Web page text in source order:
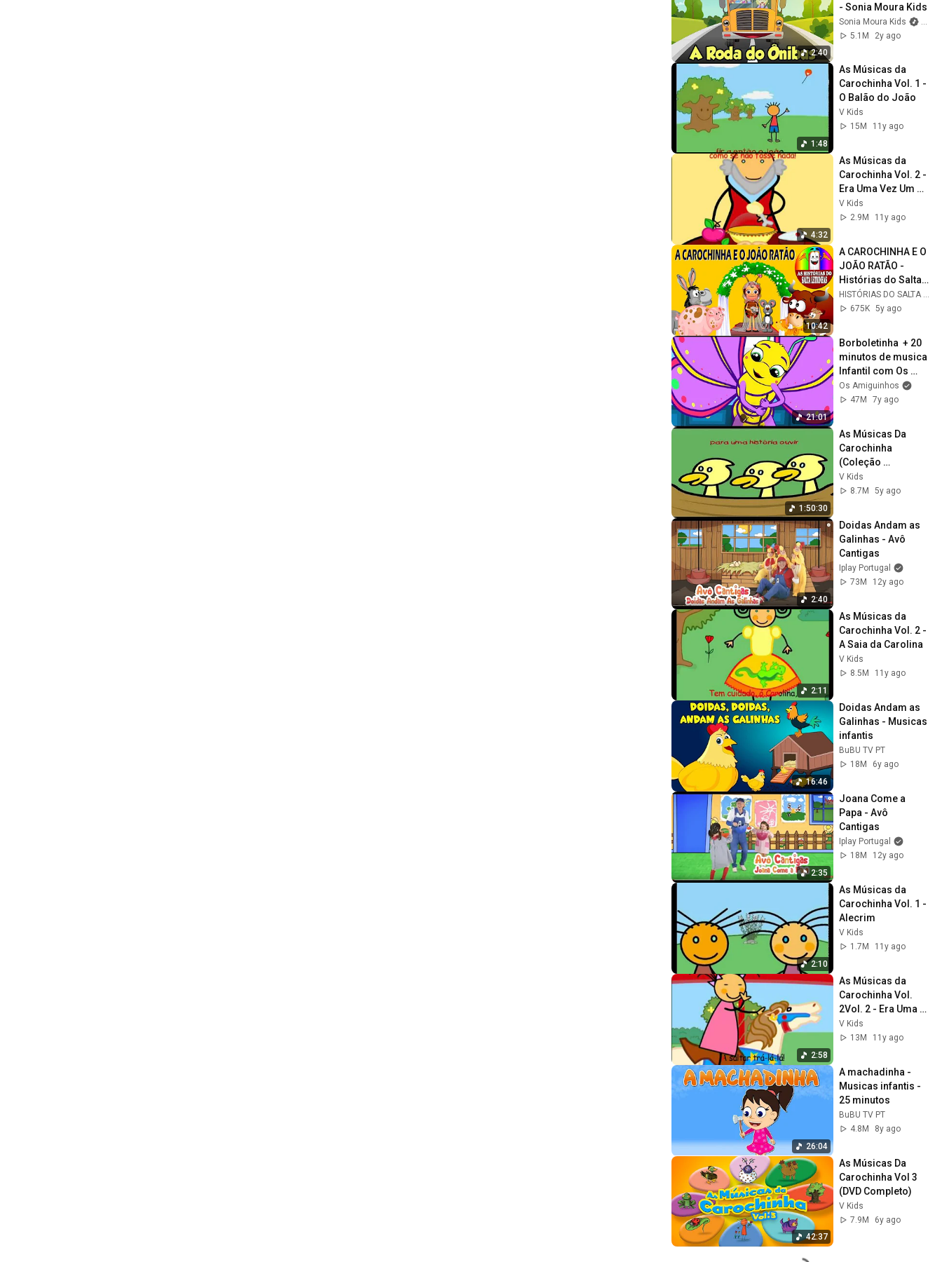
2:40
- Sonia Moura Kids
Sonia Moura Kids
5.1M
2y ago
1:48
As Músicas da
Carochinha Vol. 1 -
O Balão do João
V Kids
15M
11y ago
4:32
As Músicas da
Carochinha Vol. 2 -
Era Uma Vez Um
Rei
V Kids
2.9M
11y ago
10:42
A CAROCHINHA E O
JOÃO RATÃO -
Histórias do Salta
Letrinhas
HISTÓRIAS DO SALTA LETRINHAS
675K 5y ago
21:01
Borboletinha  + 20
minutos de musica
Infantil com Os
amiguinhos
Os Amiguinhos
47M
7y ago
1:50:30
As Músicas Da
Carochinha
(Coleção
Completa)
V Kids
8.7M
5y ago
2:40
Doidas Andam as
Galinhas - Avô
Cantigas
Iplay Portugal
73M
12y ago
2:11
As Músicas da
Carochinha Vol. 2 -
A Saia da Carolina
V Kids
8.5M
11y ago
16:46
Doidas Andam as
Galinhas - Musicas
infantis
BuBU TV PT
18M
6y ago
2:35
Joana Come a
Papa - Avô
Cantigas
Iplay Portugal
18M
12y ago
2:10
As Músicas da
Carochinha Vol. 1 -
Alecrim
V Kids
1.7M
11y ago
2:58
As Músicas da
Carochinha Vol.
2Vol. 2 - Era Uma
Vez Um Cavalo
V Kids
13M
11y ago
26:04
A machadinha -
Musicas infantis -
25 minutos
BuBU TV PT
4.8M
8y ago
42:37
As Músicas Da
Carochinha Vol 3
(DVD Completo)
V Kids
7.9M
6y ago